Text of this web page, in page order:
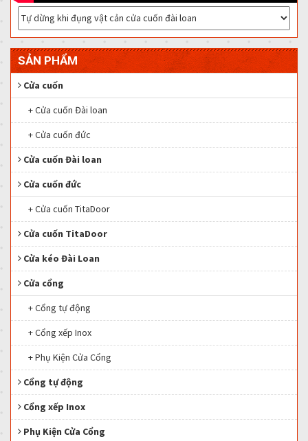
SẢN PHẨM
Cửa cuốn
+ Cửa cuốn Đài loan
+ Cửa cuốn đức
Cửa cuốn Đài loan
Cửa cuốn đức
+ Cửa cuốn TitaDoor
Cửa cuốn TitaDoor
Cửa kéo Đài Loan
Cửa cổng
+ Cổng tự động
+ Cổng xếp Inox
+ Phụ Kiện Cửa Cổng
Cổng tự động
Cổng xếp Inox
Phụ Kiện Cửa Cổng